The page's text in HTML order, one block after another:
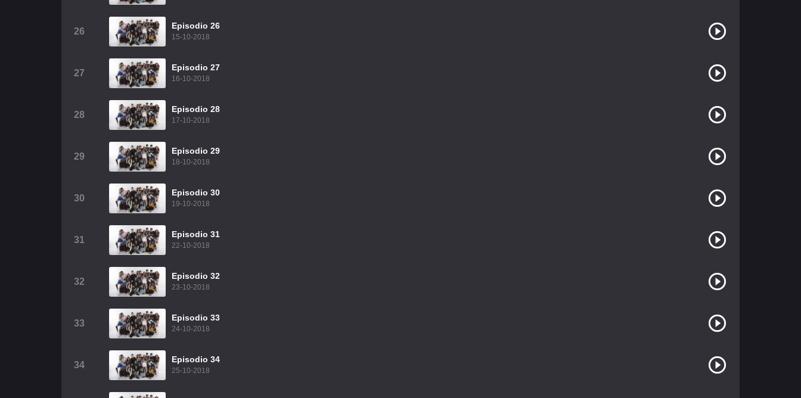
26
Episodio 26
15-10-2018
27
Episodio 27
16-10-2018
28
Episodio 28
17-10-2018
29
Episodio 29
18-10-2018
30
Episodio 30
19-10-2018
31
Episodio 31
22-10-2018
32
Episodio 32
23-10-2018
33
Episodio 33
24-10-2018
34
Episodio 34
25-10-2018